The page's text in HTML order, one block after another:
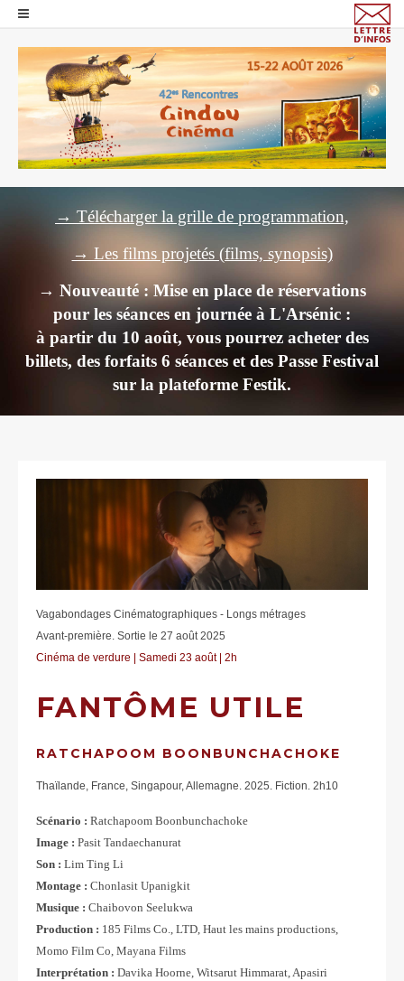
→ Télécharger la grille de programmation,
→ Les films projetés (films, synopsis)
→ Nouveauté : Mise en place de réservations
pour les séances en journée à L'Arsénic :
à partir du 10 août, vous pourrez acheter des
billets, des forfaits 6 séances et des Passe Festival
sur la plateforme Festik.
Vagabondages Cinématographiques - Longs métrages
Avant-première. Sortie le 27 août 2025
Cinéma de verdure | Samedi 23 août | 2h
FANTÔME UTILE
RATCHAPOOM BOONBUNCHACHOKE
Thaïlande, France, Singapour, Allemagne. 2025. Fiction. 2h10
Scénario : Ratchapoom Boonbunchachoke
Image : Pasit Tandaechanurat
Son : Lim Ting Li
Montage : Chonlasit Upanigkit
Musique : Chaibovon Seelukwa
Production : 185 Films Co., LTD, Haut les mains productions,
Momo Film Co, Mayana Films
Interprétation : Davika Hoorne, Witsarut Himmarat, Apasiri